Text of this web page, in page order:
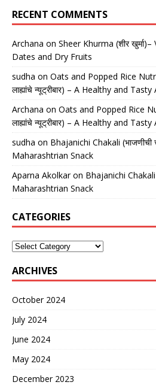
RECENT COMMENTS
Archana on Sheer Khurma (शीर
Dates and Dry Fruits
sudha on Oats and Popped Rice
लाह्यांचे न्यूट्रीबार) – A Healthy and
Archana on Oats and Popped Rice
लाह्यांचे न्यूट्रीबार) – A Healthy and
sudha on Bhajanichi Chakali
Maharashtrian Snack
Aparna Akolkaron Bhajanichi
Maharashtrian Snack
CATEGORIES
ARCHIVES
October 2024
July 2024
June 2024
May 2024
December 2023